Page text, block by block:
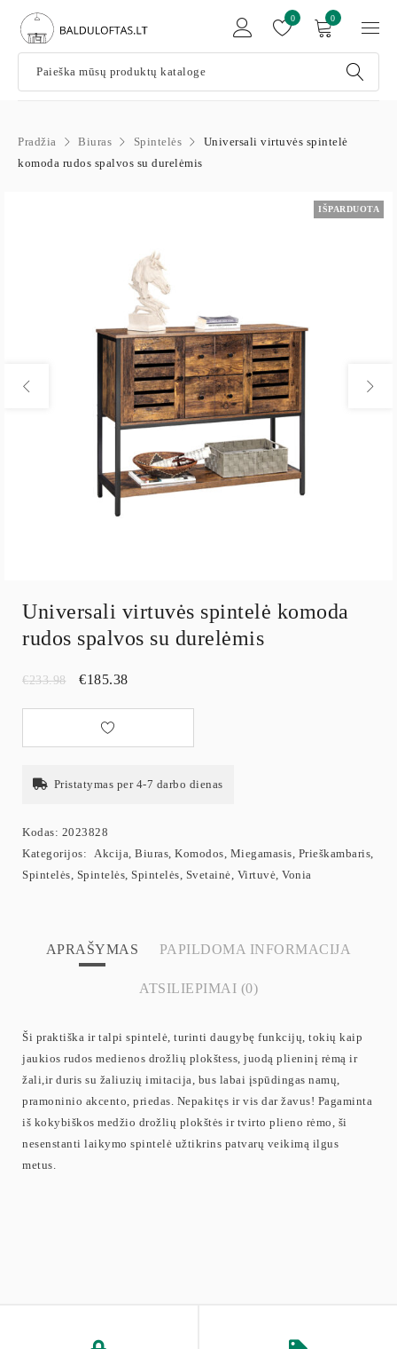
0
0
Pradžia Biuras Spintelės
Universali virtuvės spintelė
komoda rudos spalvos su durelėmis
IŠPARDUOTA
Universali virtuvės spintelė komoda
rudos spalvos su durelėmis
€233.98 €185.38
Pristatymas per 4-7 darbo dienas
Kodas: 2023828
Kategorijos: Akcija, Biuras, Komodos, Miegamasis, Prieškambaris,
Spintelės, Spintelės, Spintelės, Svetainė, Virtuvė, Vonia
APRAŠYMAS PAPILDOMA INFORMACIJA
ATSILIEPIMAI (0)
Ši praktiška ir talpi spintelė, turinti daugybę funkcijų, tokių kaip
jaukios rudos medienos drožlių plokštess, juodą plieninį rėmą ir
žali,ir duris su žaliuzių imitacija, bus labai įspūdingas namų,
pramoninio akcento, priedas. Nepakitęs ir vis dar žavus! Pagaminta
iš kokybiškos medžio drožlių plokštės ir tvirto plieno rėmo, ši
nesenstanti laikymo spintelė užtikrins patvarų veikimą ilgus
metus.